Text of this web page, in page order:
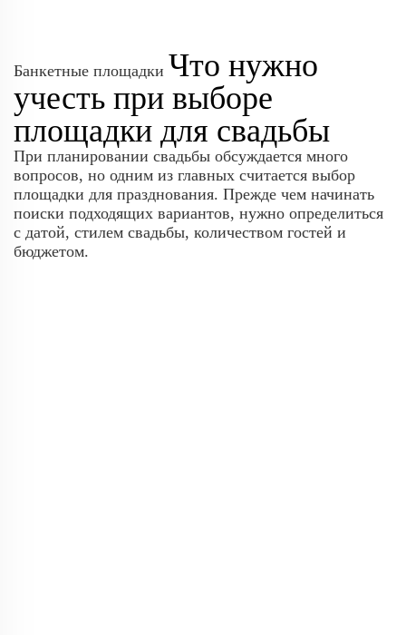
Банкетные площадки Что нужно
учесть при выборе
площадки для свадьбы
При планировании свадьбы обсуждается много
вопросов, но одним из главных считается выбор
площадки для празднования. Прежде чем начинать
поиски подходящих вариантов, нужно определиться
с датой, стилем свадьбы, количеством гостей и
бюджетом.